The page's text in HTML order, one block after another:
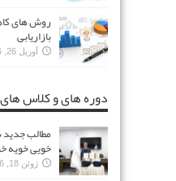
روش های
بازاریابی
آوریل 26, 2016
دوره های و کلاس
مطالب
خویی خویه
ژوئن 18, 2026